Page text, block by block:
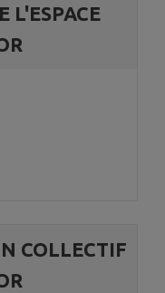
L'ESPACE
COLLECTIF